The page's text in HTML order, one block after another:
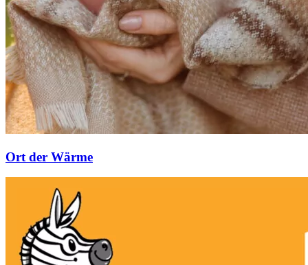
Ort der Wärme